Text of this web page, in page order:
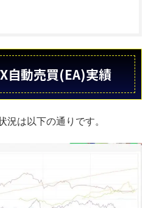
自動売買(EA)実績
は以下の通りです。